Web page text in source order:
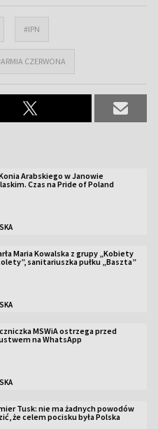
#IPN
CZERWONA
Arabskiego w Janowie
Czas na Pride of Poland
Maria Kowalska z grupy „Kobiety
sanitariuszka pułku „Baszta”
MSWiA ostrzega przed
na WhatsApp
Tusk: nie ma żadnych powodów
że celem pocisku była Polska